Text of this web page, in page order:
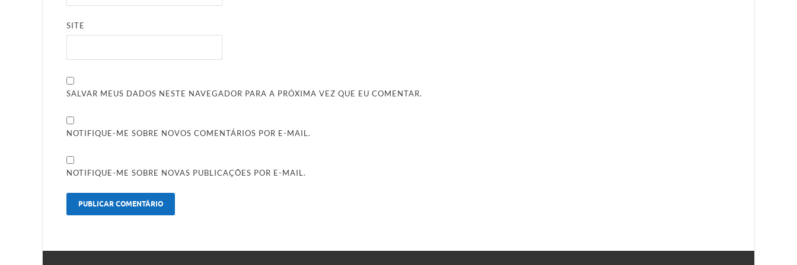
SITE
SALVAR MEUS DADOS NESTE NAVEGADOR PARA A PRÓXIMA VEZ QUE EU COMENTAR.
NOTIFIQUE-ME SOBRE NOVOS COMENTÁRIOS POR E-MAIL.
NOTIFIQUE-ME SOBRE NOVAS PUBLICAÇÕES POR E-MAIL.